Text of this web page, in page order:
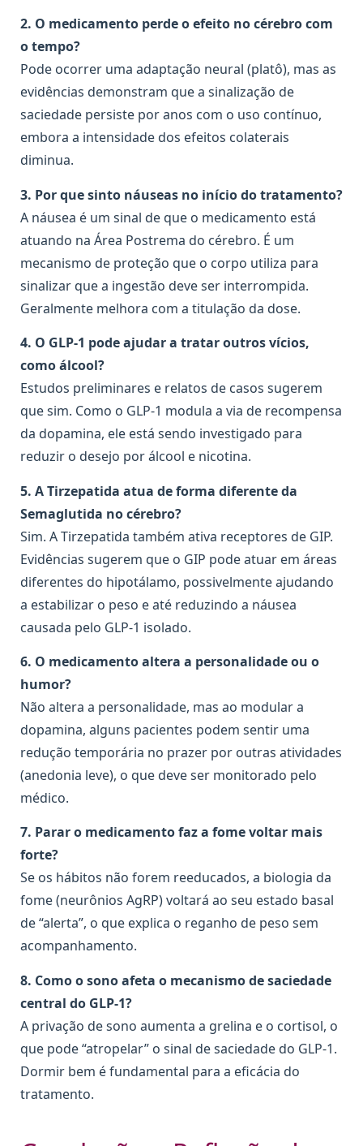
2. O medicamento perde o efeito no cérebro com
o tempo?
Pode ocorrer uma adaptação neural (platô), mas as
evidências demonstram que a sinalização de
saciedade persiste por anos com o uso contínuo,
embora a intensidade dos efeitos colaterais
diminua.
3. Por que sinto náuseas no início do tratamento?
A náusea é um sinal de que o medicamento está
atuando na Área Postrema do cérebro. É um
mecanismo de proteção que o corpo utiliza para
sinalizar que a ingestão deve ser interrompida.
Geralmente melhora com a titulação da dose.
4. O GLP-1 pode ajudar a tratar outros vícios,
como álcool?
Estudos preliminares e relatos de casos sugerem
que sim. Como o GLP-1 modula a via de recompensa
da dopamina, ele está sendo investigado para
reduzir o desejo por álcool e nicotina.
5. A Tirzepatida atua de forma diferente da
Semaglutida no cérebro?
Sim. A Tirzepatida também ativa receptores de GIP.
Evidências sugerem que o GIP pode atuar em áreas
diferentes do hipotálamo, possivelmente ajudando
a estabilizar o peso e até reduzindo a náusea
causada pelo GLP-1 isolado.
6. O medicamento altera a personalidade ou o
humor?
Não altera a personalidade, mas ao modular a
dopamina, alguns pacientes podem sentir uma
redução temporária no prazer por outras atividades
(anedonia leve), o que deve ser monitorado pelo
médico.
7. Parar o medicamento faz a fome voltar mais
forte?
Se os hábitos não forem reeducados, a biologia da
fome (neurônios AgRP) voltará ao seu estado basal
de “alerta”, o que explica o reganho de peso sem
acompanhamento.
8. Como o sono afeta o mecanismo de saciedade
central do GLP-1?
A privação de sono aumenta a grelina e o cortisol, o
que pode “atropelar” o sinal de saciedade do GLP-1.
Dormir bem é fundamental para a eficácia do
tratamento.